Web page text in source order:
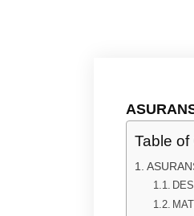
Table of